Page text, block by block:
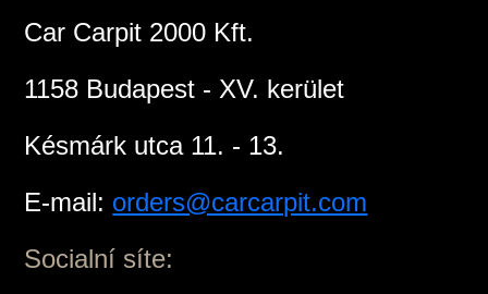
Car Carpit 2000 Kft.
1158 Budapest - XV. kerület
Késmárk utca 11. - 13.
E-mail: orders@carcarpit.com
Socialní síte: